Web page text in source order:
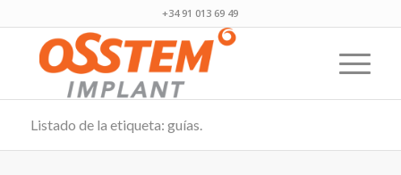
+34 91 013 69 49
Listado de la etiqueta: guías.